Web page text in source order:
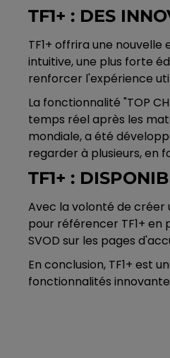
TF1+ : DES
TF1+ offrira une
intuitive, une plus forte
renforcer l'expérience
La fonctionnalité "TOP
temps réel après les
mondiale, a été
regarder à plusieurs, en
TF1+ :
Avec la volonté de créer
pour référencer TF1+
SVOD sur les pages
En conclusion, TF1+ est
fonctionnalités